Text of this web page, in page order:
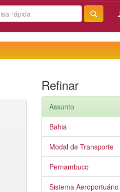
Refinar
Assunto
Bahia
Modal de Transporte
Pernambuco
Sistema Aeroportuário